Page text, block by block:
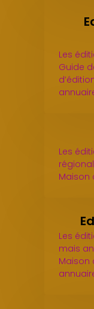
Les
Guide
Les
Maison
Les
mais
Maison